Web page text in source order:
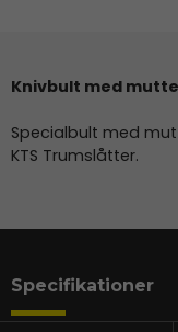
Knivbult med
Specialbult med
KTS Trumslåtter.
Specifikationer